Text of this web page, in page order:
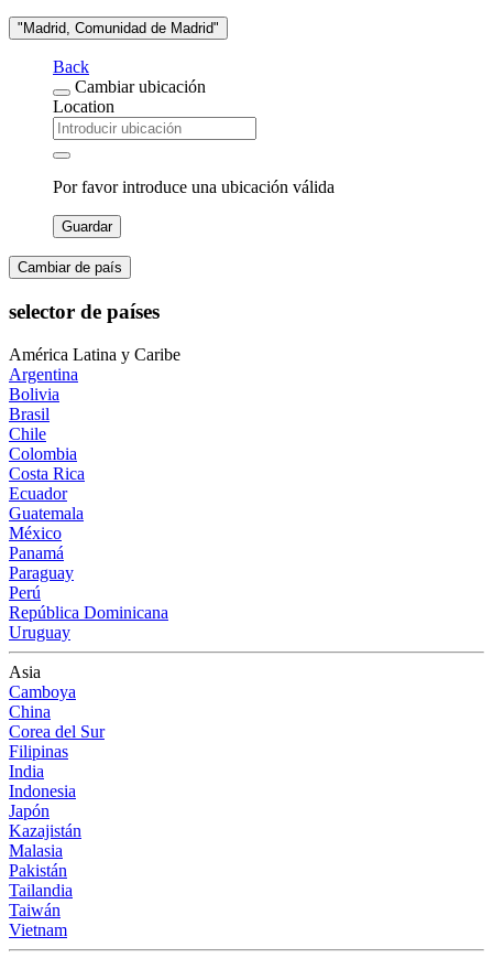
"Madrid, Comunidad de Madrid"
Back
Cambiar ubicación
Location
Por favor introduce una ubicación válida
Guardar
Cambiar de país
selector de países
América Latina y Caribe
Argentina
Bolivia
Brasil
Chile
Colombia
Costa Rica
Ecuador
Guatemala
México
Panamá
Paraguay
Perú
República Dominicana
Uruguay
Asia
Camboya
China
Corea del Sur
Filipinas
India
Indonesia
Japón
Kazajistán
Malasia
Pakistán
Tailandia
Taiwán
Vietnam